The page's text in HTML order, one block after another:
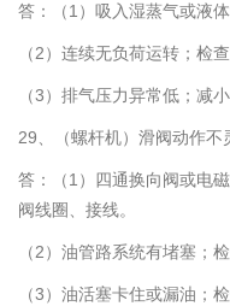
答：（1）吸入湿蒸气或液
（2）连续无负荷运转；检查
（3）排气压力异常低；减
29、（螺杆机）滑阀动作不
答：（1）四通换向阀或电
阀线圈、接线。
（2）油管路系统有堵塞；检
（3）油活塞卡住或漏油；